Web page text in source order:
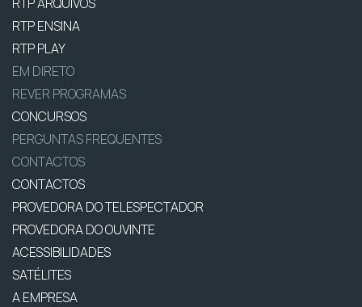
RTP ENSINA
RTP PLAY
EM DIRETO
REVER PROGRAMAS
CONCURSOS
PERGUNTAS FREQUENTES
CONTACTOS
CONTACTOS
PROVEDORA DO TELESPECTADOR
PROVEDORA DO OUVINTE
ACESSIBILIDADES
SATÉLITES
A EMPRESA